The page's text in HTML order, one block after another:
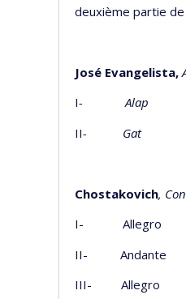
deuxième partie
José Evangelista,
I- Alap
II- Gat
Chostakovich,
I- Allegro
II- Andante
III- Allegro